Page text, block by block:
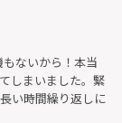
ないから！本当
しまいました。緊
い時間繰り返しに